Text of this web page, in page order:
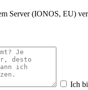
Server (IONOS, EU)
Ich